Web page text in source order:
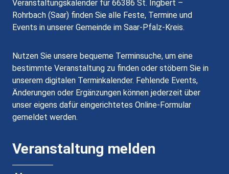
Veranstaltungskalender für 66386 St. Ingbert –
Rohrbach (Saar) finden Sie alle Feste, Termine und
Events in unserer Gemeinde im Saar-Pfalz-Kreis.
Nutzen Sie unsere bequeme Terminsuche, um eine
bestimmte Veranstaltung zu finden oder stöbern Sie in
unserem digitalen Terminkalender. Fehlende Events,
Änderungen oder Ergänzungen können jederzeit über
unser eigens dafür eingerichtetes Online-Formular
gemeldet werden.
Veranstaltung melden